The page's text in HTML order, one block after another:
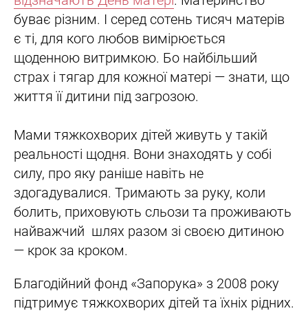
буває різним. І серед сотень тисяч матерів
є ті, для кого любов вимірюється
щоденною витримкою. Бо найбільший
страх і тягар для кожної матері — знати, що
життя її дитини під загрозою.
Мами тяжкохворих дітей живуть у такій
реальності щодня. Вони знаходять у собі
силу, про яку раніше навіть не
здогадувалися. Тримають за руку, коли
болить, приховують сльози та проживають
найважчий шлях разом зі своєю дитиною
— крок за кроком.
Благодійний фонд «Запорука» з 2008 року
підтримує тяжкохворих дітей та їхніх рідних.